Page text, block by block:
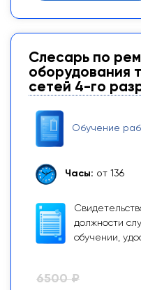
Слесарь по
оборудования
сетей 4-го
Обучение
Часы: от 136
должности
обучении,
6500 ₽